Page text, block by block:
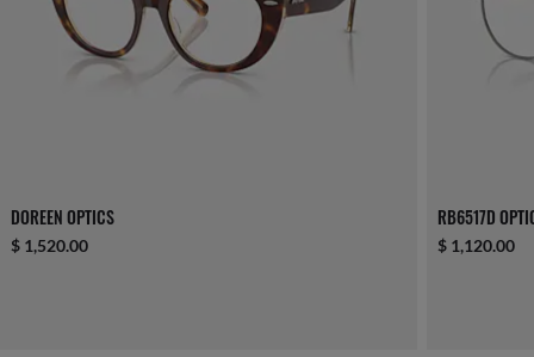
DOREEN OPTICS
$ 1,520.00
RB6517D
$ 1,120.00